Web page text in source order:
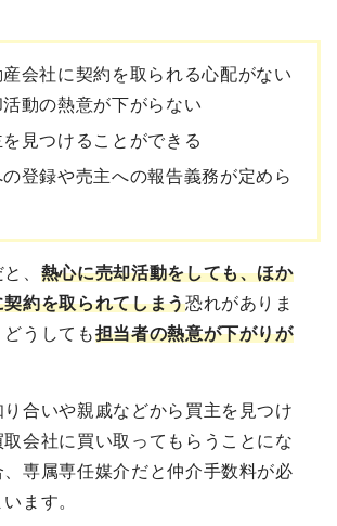
会社に契約を取られる心配がない
動の熱意が下がらない
見つけることができる
登録や売主への報告義務が定めら
、 熱心に売却活動をしても、ほか
約を取られてしまう恐れがありま
うしても担当者の熱意が下がりが
り合いや親戚などから買主を見つけ
会社に買い取ってもらうことにな
、専属専任媒介だと仲介手数料が必
ます。